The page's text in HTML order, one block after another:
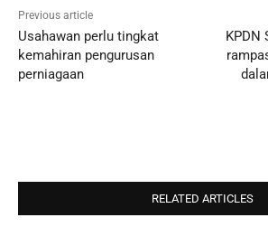
Previous article
Usahawan perlu tingkat
kemahiran pengurusan
perniagaan
KPDN
RELATED ARTICLES